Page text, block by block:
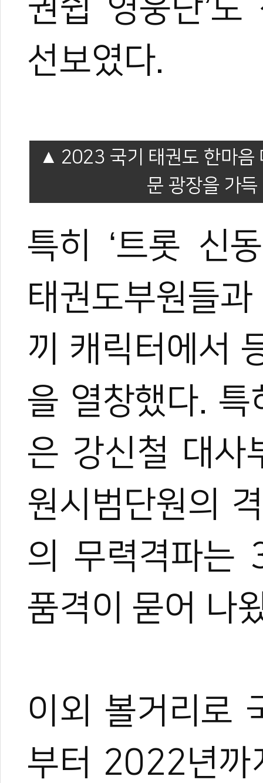
권쉽 영웅단’
선보였다.
2023 국기 태권도 한마음
문 광장을 가
특히 ‘트롯 신
태권도부원들
끼 캐릭터에서
을 열창했다.
은 강신철 대사
원시범단원의
의 무력격파는
품격이 묻어 나
이외 볼거리로
부터 2022년